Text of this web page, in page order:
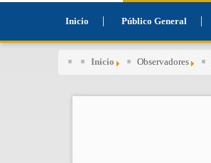
Inicio Público General
Inicio Observadores